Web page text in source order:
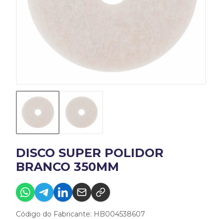
DISCO SUPER POLIDOR
BRANCO 350MM
Código do Fabricante: HB004538607